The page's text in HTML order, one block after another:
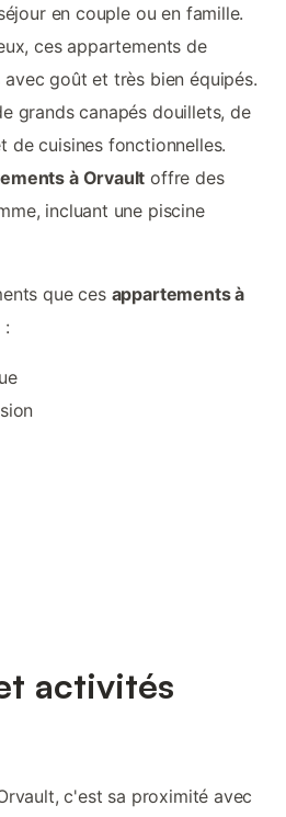
en couple ou en famille.
ces appartements de
goût et très bien équipés.
grands canapés douillets, de
de cuisines fonctionnelles.
à Orvault offre des
incluant une piscine
que ces appartements à
:
activités
c'est sa proximité avec